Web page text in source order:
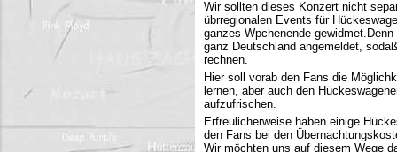
Wir sollten dieses Konzert nicht
übrregionalen Events für
ganzes Wpchenende
ganz Deutschland angemeldet,
rechnen.
Hier soll vorab den Fans die
lernen, aber auch den
aufzufrischen.
Erfreulicherweise haben einige
den Fans bei den
Wir möchten uns auf diesem Wege